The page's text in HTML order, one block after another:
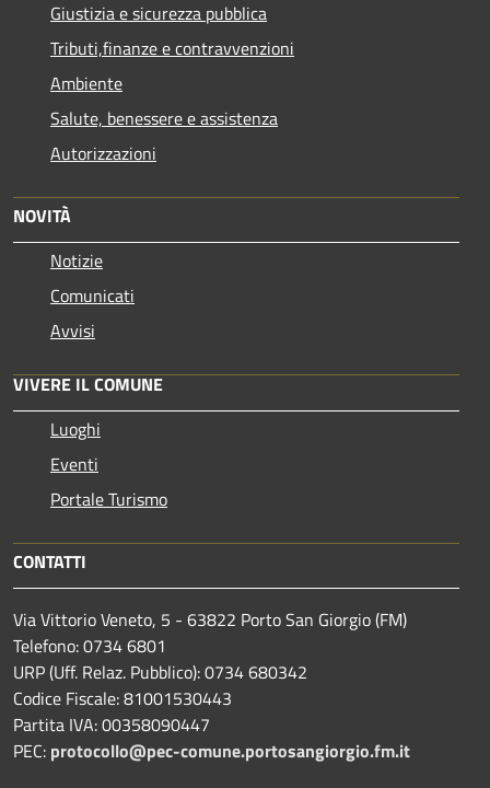
Giustizia e sicurezza pubblica
Tributi,finanze e contravvenzioni
Ambiente
Salute, benessere e assistenza
Autorizzazioni
NOVITÀ
Notizie
Comunicati
Avvisi
VIVERE IL COMUNE
Luoghi
Eventi
Portale Turismo
CONTATTI
Via Vittorio Veneto, 5 - 63822 Porto San Giorgio (FM)
Telefono: 0734 6801
URP (Uff. Relaz. Pubblico): 0734 680342
Codice Fiscale: 81001530443
Partita IVA: 00358090447
PEC: protocollo@pec-comune.portosangiorgio.fm.it